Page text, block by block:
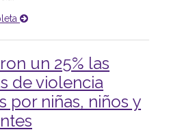
un 25% las
de violencia
por niñas, niños y